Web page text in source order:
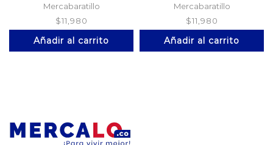
Mercabaratillo
$11,980
Añadir al carrito
Mercabaratillo
$11,980
Añadir al carrito